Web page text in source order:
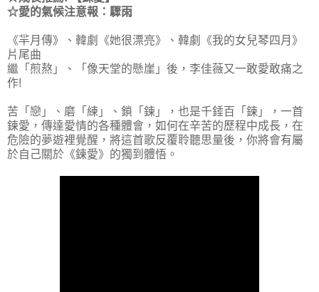
☆愛的氣候注意報：驟雨
《羋月傳》、韓劇《她很漂亮》、韓劇《我的女兒琴四月》
片尾曲
繼「煎熬」、「像天堂的懸崖」後，李佳薇又一敢愛敢痛之
作!
苦「戀」、磨「練」、鎖「鍊」，也是千錘百「鍊」，一首
鍊愛，傳達愛情的各種體會，如何在辛苦的歷程中成長，在
危險的夢遊裡覺醒，將這首歌反覆聆聽思量後，你將會有屬
於自己關於《鍊愛》的獨到體悟。